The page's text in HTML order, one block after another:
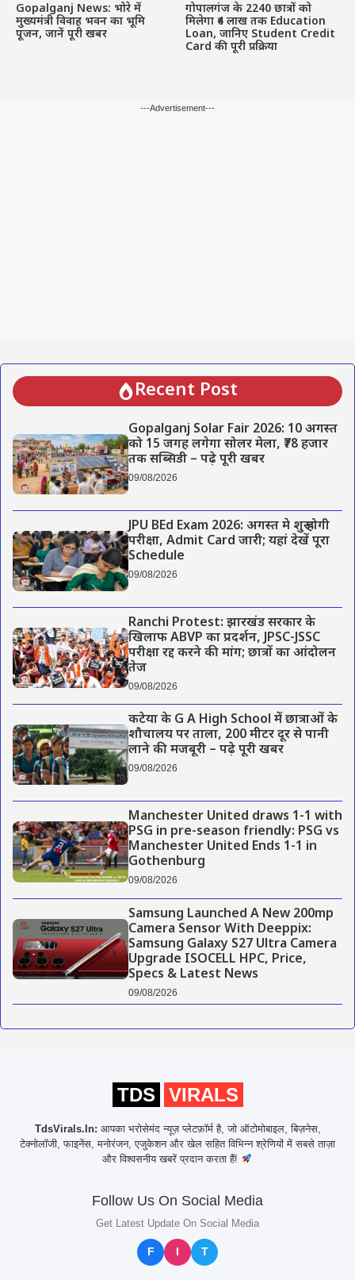
Gopalganj News: भोरे में
मुख्यमंत्री विवाह भवन का भूमि
पूजन, जानें पूरी खबर
गोपालगंज के 2240 छात्रों को
मिलेगा ₹4 लाख तक Education
Loan, जानिए Student Credit
Card की पूरी प्रक्रिया
---Advertisement---
Recent Post
Gopalganj Solar Fair 2026: 10 अगस्त
को 15 जगह लगेगा सोलर मेला, ₹78 हजार
तक सब्सिडी – पढ़े पूरी खबर
09/08/2026
JPU BEd Exam 2026: अगस्त मे शुरू होगी
परीक्षा, Admit Card जारी; यहां देखें पूरा
Schedule
09/08/2026
Ranchi Protest: झारखंड सरकार के
खिलाफ ABVP का प्रदर्शन, JPSC-JSSC
परीक्षा रद्द करने की मांग; छात्रों का आंदोलन
तेज
09/08/2026
कटेया के G A High School में छात्राओं के
शौचालय पर ताला, 200 मीटर दूर से पानी
लाने की मजबूरी – पढ़े पूरी खबर
09/08/2026
Manchester United draws 1-1 with
PSG in pre-season friendly: PSG vs
Manchester United Ends 1-1 in
Gothenburg
09/08/2026
Samsung Launched A New 200mp
Camera Sensor With Deeppix:
Samsung Galaxy S27 Ultra Camera
Upgrade ISOCELL HPC, Price,
Specs & Latest News
09/08/2026
TDS VIRALS
TdsVirals.In: आपका भरोसेमंद न्यूज़ प्लेटफ़ॉर्म है, जो ऑटोमोबाइल, बिज़नेस,
टेक्नोलॉजी, फाइनेंस, मनोरंजन, एजुकेशन और खेल सहित विभिन्न श्रेणियों में सबसे ताज़ा
और विश्वसनीय खबरें प्रदान करता हैं!
Follow Us On Social Media
Get Latest Update On Social Media
F I T